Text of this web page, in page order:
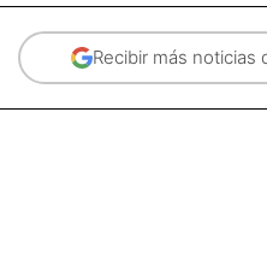
Recibir más noticias